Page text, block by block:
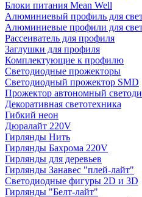
Блоки питания Mean Well
Алюминиевый профиль для
Алюминиевые профили для
Рассеиватель для профиля
Заглушки для профиля
Комплектующие к профилю
Светодиодные прожекторы
Светодиодный прожектор SMD
Прожектор автономный
Декоративная светотехника
Гибкий неон
Дюралайт 220V
Гирлянды Нить
Гирлянды Бахрома 220V
Гирлянды для деревьев
Гирлянды Занавес "плей-лайт"
Светодиодные фигуры 2D и 3D
Гирлянды "Белт-лайт"